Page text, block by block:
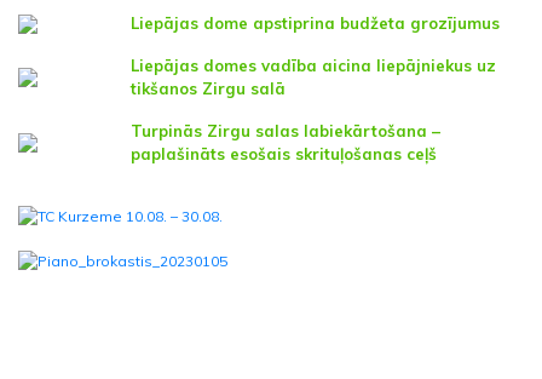
Liepājas dome apstiprina budžeta grozījumus
Liepājas domes vadība aicina liepājniekus uz
tikšanos Zirgu salā
Turpinās Zirgu salas labiekārtošana –
paplašināts esošais skrituļošanas ceļš